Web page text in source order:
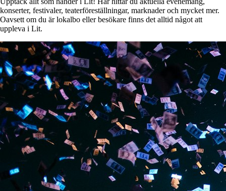
konserter, festivaler, teaterföreställningar, marknader och mycket mer.
Oavsett om du är lokalbo eller besökare finns det alltid något att
uppleva i Lit.